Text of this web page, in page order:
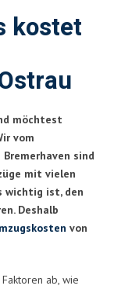
kostet
möchtest
vom
sind
mit vielen
wichtig ist, den
Deshalb
von
ab, wie